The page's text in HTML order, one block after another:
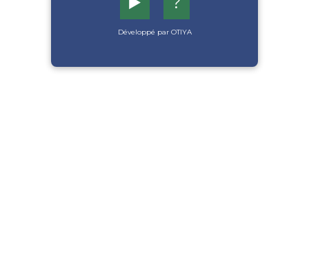
Développé par OTIYA